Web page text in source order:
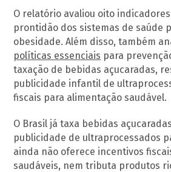
O relatório avaliou oito
prontidão dos sistemas de saúde
obesidade. Além disso, também
políticas essenciais para
taxação de bebidas açucaradas,
publicidade infantil de
fiscais para alimentação saudável.
O Brasil já taxa bebidas
publicidade de ultraprocessados
ainda não oferece incentivos
saudáveis, nem tributa produtos